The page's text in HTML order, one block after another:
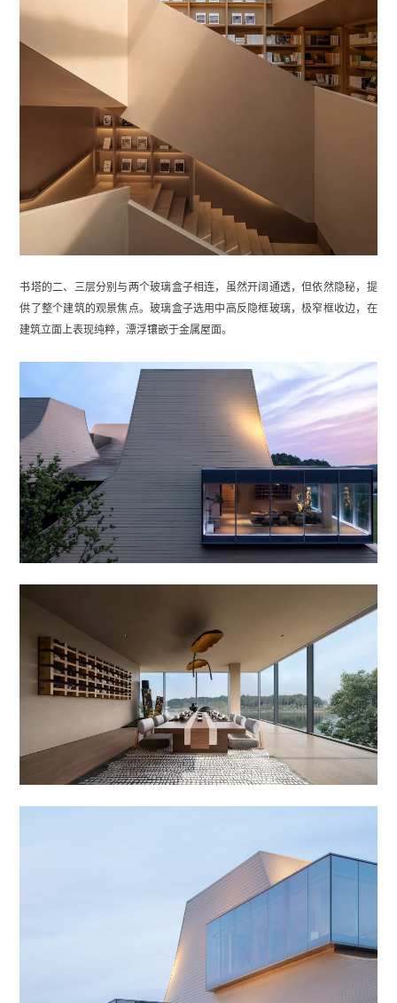
书塔的二、三层分别与两个玻璃盒子相连，虽然开阔通透，但依然隐秘，提
供了整个建筑的观景焦点。玻璃盒子选用中高反隐框玻璃，极窄框收边，在
建筑立面上表现纯粹，漂浮镶嵌于金属屋面。